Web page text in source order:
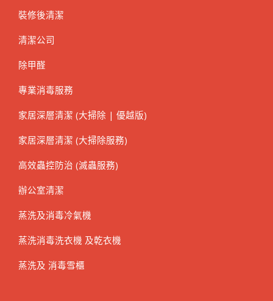
裝修後清潔
清潔公司
除甲醛
專業消毒服務
家居深層清潔 (大掃除 | 優越版)
家居深層清潔 (大掃除服務)
高效蟲控防治 (滅蟲服務)
辦公室清潔
蒸洗及消毒冷氣機
蒸洗消毒洗衣機 及乾衣機
蒸洗及 消毒雪櫃